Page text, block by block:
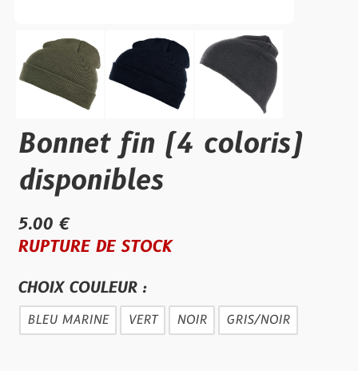
Bonnet fin (4 coloris)
disponibles
5.00 €
RUPTURE DE STOCK
CHOIX COULEUR :
BLEU MARINE VERT NOIR GRIS/NOIR